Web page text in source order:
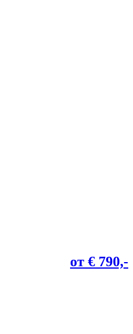
от € 790,-